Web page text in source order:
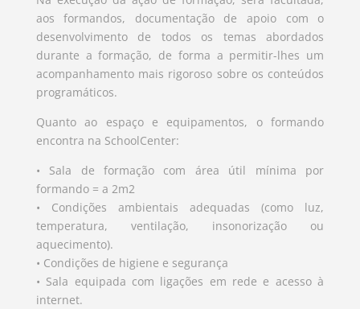
aos formandos, documentação de apoio com o
desenvolvimento de todos os temas abordados
durante a formação, de forma a permitir-lhes um
acompanhamento mais rigoroso sobre os conteúdos
programáticos.
Quanto ao espaço e equipamentos, o formando
encontra na SchoolCenter:
• Sala de formação com área útil mínima por
formando = a 2m2
• Condições ambientais adequadas (como luz,
temperatura, ventilação, insonorização ou
aquecimento).
• Condições de higiene e segurança
• Sala equipada com ligações em rede e acesso à
internet.